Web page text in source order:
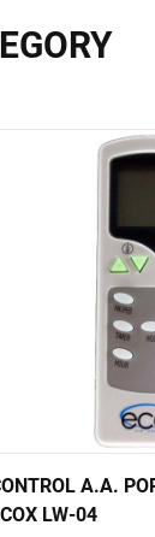
A.A.
LW-04